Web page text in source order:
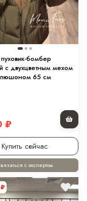
бомбер
с двухцветным мехом
65 см
₽
Купить сейчас
с экспертом
₽